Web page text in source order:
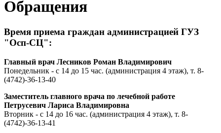
Обращения
Время приема граждан администрацией ГУЗ
"Осп-СЦ":
Главный врач Лесников Роман Владимирович
Понедельник - с 14 до 15 час. (администрация 4 этаж), т. 8-
(4742)-36-13-40
Заместитель главного врача по лечебной работе
Петрусевич Лариса Владимировна
Вторник - с 14 до 16 час. (администрация 4 этаж), т. 8-
(4742)-36-13-41